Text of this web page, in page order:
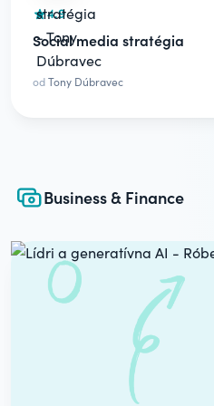
4.9
Social media stratégia
odTony Dúbravec
Business & Finance
Carousel